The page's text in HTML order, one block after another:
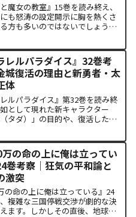
と魔女の教室』15巻を読み終え、
も怒涛の設定開示に胸を熱くさ
方も多いのではないでしょう
側で、本作最大のミステリーであ
アルクの正体」と...
レルパラダイス』32巻考
城復活の理由と新勇者・太
体
レルパラダイス』第32巻を読み終
として現れた新キャラクター
（タダ）」の目的や、復活した邪
にも重く、今後の世界の行方が気
ている方も多いはずで...
万の命の上に俺は立ってい
巻考察｜狂気の平和論と
激突
の命の上に俺は立っている』24
複雑な三国停戦交渉が劇的な決
ます。しかしその直後、地球を